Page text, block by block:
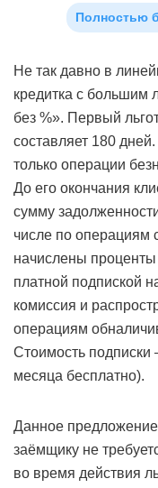
Полностью
Не так давно в
кредитка с большим
без %». Первый
составляет 180
только операции
До его окончания
сумму
числе по операциям
начислены проценты
платной подпиской
комиссия и
операциям
Стоимость
месяца бесплатно).
Данное предложение
заёмщику не
во время действия